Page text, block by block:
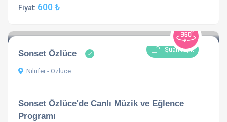
Fiyat: 600 ₺
Şuan Açık
Sonset Özlüce
Nilüfer - Özlüce
Sonset Özlüce'de Canlı Müzik ve Eğlence
Programı